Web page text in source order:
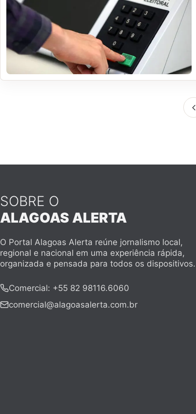
SOBRE O
ALAGOAS ALERTA
O Portal Alagoas Alerta reúne jornalismo local,
regional e nacional em uma experiência rápida,
organizada e pensada para todos os dispositivos.
Comercial: +55 82 98116.6060
comercial@alagoasalerta.com.br